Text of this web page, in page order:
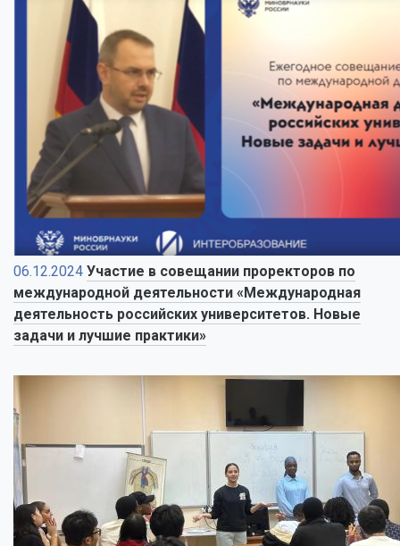
06.12.2024 Участие в совещании проректоров по
международной деятельности «Международная
деятельность российских университетов. Новые
задачи и лучшие практики»